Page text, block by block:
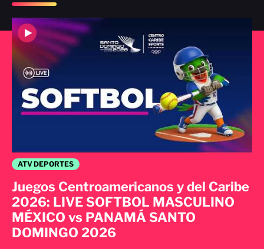
ATV DEPORTES
Juegos Centroamericanos y del Caribe
2026: LIVE SOFTBOL MASCULINO
MÉXICO vs PANAMÁ SANTO
DOMINGO 2026